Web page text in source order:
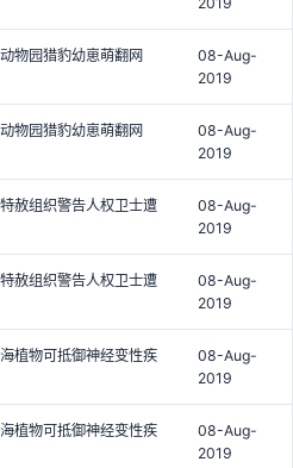
物园猎豹幼崽萌翻网
08-Aug-
2019
物园猎豹幼崽萌翻网
08-Aug-
2019
赦组织警告人权卫士遭
08-Aug-
2019
赦组织警告人权卫士遭
08-Aug-
2019
植物可抵御神经变性疾
08-Aug-
2019
植物可抵御神经变性疾
08-Aug-
2019